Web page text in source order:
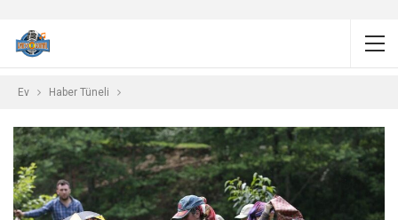
Ev Haber Tüneli